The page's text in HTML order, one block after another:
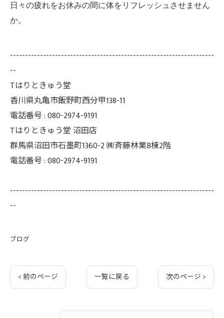
日々の疲れをお休みの間に体をリフレッシュさせません
か。
--------------------------------------------------------------------
--
Tはりときゅう堂
香川県丸亀市飯野町西分甲138-11
電話番号 : 080-2974-9191
Tはりときゅう堂 沼田店
群馬県沼田市石墨町1360-2 ㈱斉藤林業B棟2階
電話番号 : 080-2974-9191
--------------------------------------------------------------------
--
ブログ
< 前のページ 一覧に戻る 次のページ >